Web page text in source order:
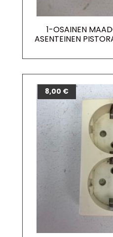
1-OSAINEN
ASENTEINEN
8,00 €